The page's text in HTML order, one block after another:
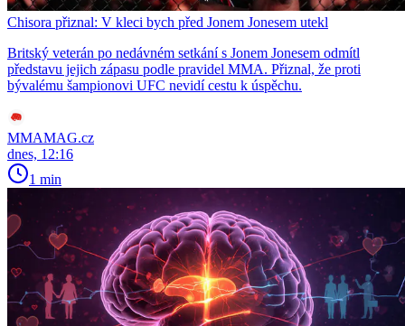
Chisora přiznal: V kleci bych před Jonem Jonesem utekl
Britský veterán po nedávném setkání s Jonem Jonesem odmítl
představu jejich zápasu podle pravidel MMA. Přiznal, že proti
bývalému šampionovi UFC nevidí cestu k úspěchu.
MMAMAG.cz
dnes, 12:16
1 min